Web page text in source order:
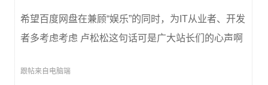
希望百度网盘在兼顾“娱乐”的同时，为IT从业者、开发
者多考虑考虑 卢松松这句话可是广大站长们的心声啊
跟帖来自电脑端